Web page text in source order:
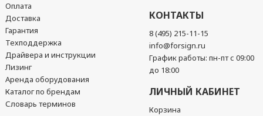
Оплата
Доставка
Гарантия
Техподдержка
Драйвера и инструкции
Лизинг
Аренда оборудования
Каталог по брендам
Словарь терминов
КОНТАКТЫ
8 (495) 215-11-15
info@forsign.ru
График работы: пн-пт с 09:00
до 18:00
ЛИЧНЫЙ КАБИНЕТ
Корзина